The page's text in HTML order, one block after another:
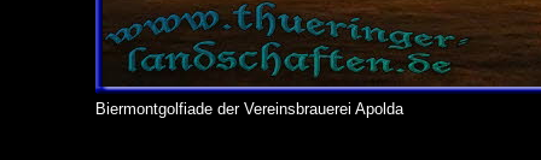
Biermontgolfiade der Vereinsbrauerei Apolda